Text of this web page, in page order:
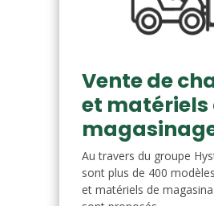
Vente de
et matériels
Au travers du groupe
sont plus de 400
et matériels de